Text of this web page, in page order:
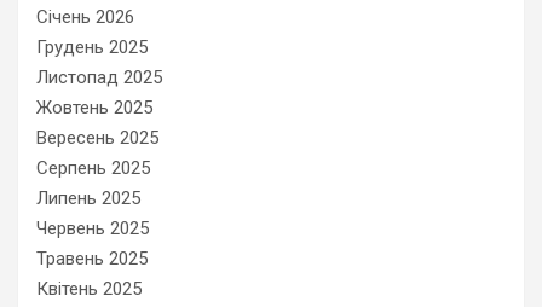
Січень 2026
Грудень 2025
Листопад 2025
Жовтень 2025
Вересень 2025
Серпень 2025
Липень 2025
Червень 2025
Травень 2025
Квітень 2025